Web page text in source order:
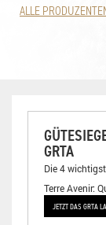
ALLE
GRTA
Die 4
Terre Avenir:
JETZT DAS GRTA